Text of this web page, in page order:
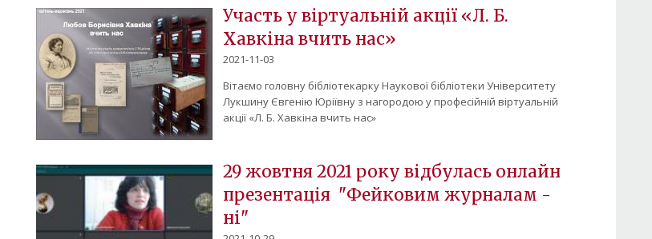
Участь у віртуальній акції «Л. Б.
Хавкіна вчить нас»
2021-11-03
Вітаємо головну бібліотекарку Наукової бібліотеки Університету
Лукшину Євгенію Юріївну з нагородою у професійній віртуальній
акції «Л. Б. Хавкіна вчить нас»
29 жовтня 2021 року відбулась онлайн
презентація "Фейковим журналам -
ні"